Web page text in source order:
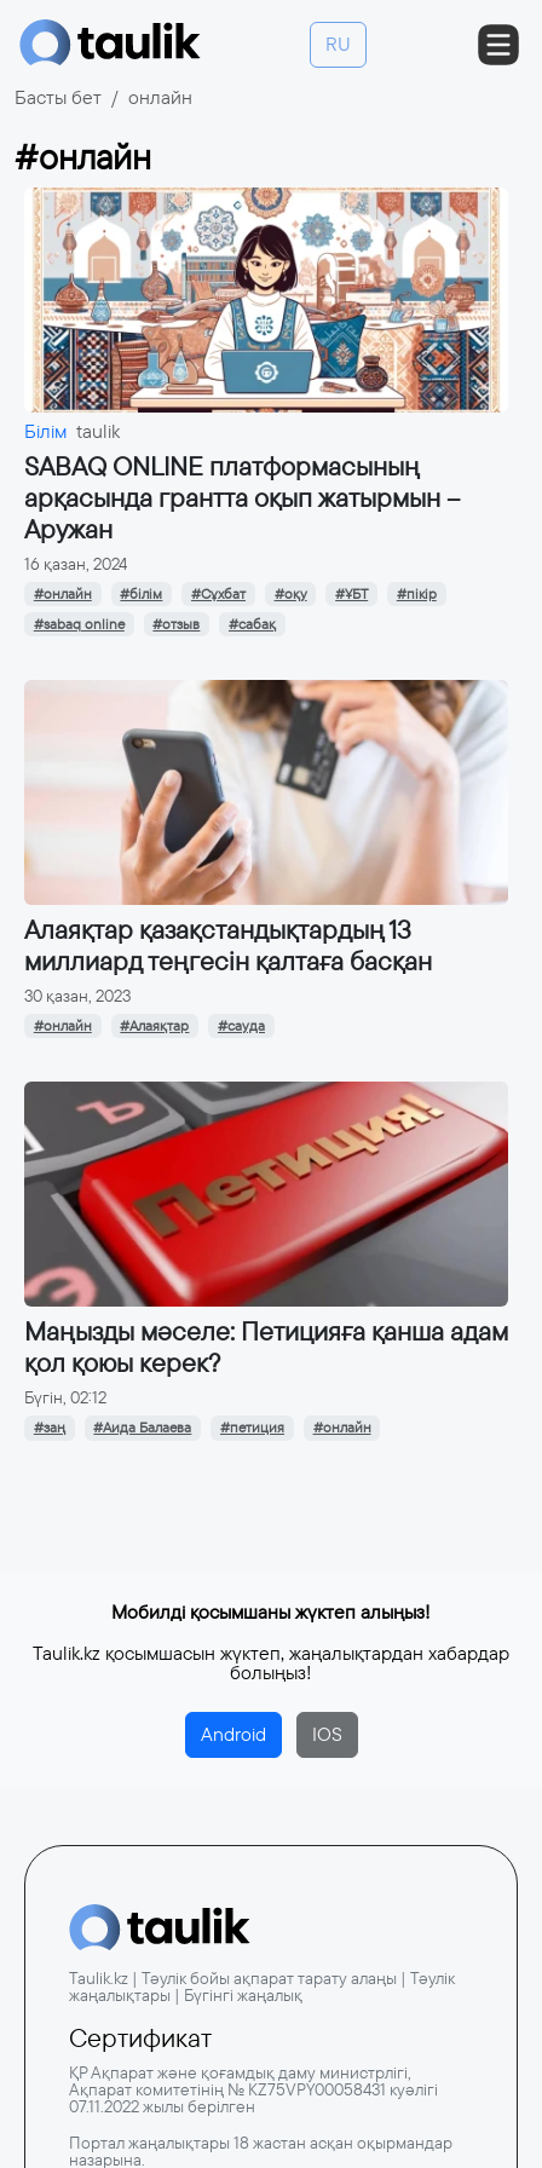
RU
Басты бет онлайн
#онлайн
Білім taulik
SABAQ ONLINE платформасының
арқасында грантта оқып жатырмын –
Аружан
16 қазан, 2024
#онлайн #білім #Сұхбат #оқу #ҰБТ
#пікір
#sabaq online
#отзыв #сабақ
Алаяқтар қазақстандықтардың 13
миллиард теңгесін қалтаға басқан
30 қазан, 2023
#онлайн #Алаяқтар #сауда
Маңызды мәселе: Петицияға қанша адам
қол қоюы керек?
Бүгін, 02:12
#заң #Аида Балаева #петиция #онлайн
Мобилді қосымшаны жүктеп алыңыз!
Taulik.kz қосымшасын жүктеп, жаңалықтардан хабардар
болыңыз!
Android IOS
Taulik.kz | Тәулік бойы ақпарат тарату алаңы | Тәулік
жаңалықтары | Бүгінгі жаңалық
Сертификат
ҚР Ақпарат және қоғамдық даму министрлігі,
Ақпарат комитетінің № KZ75VPY00058431 куәлігі
07.11.2022 жылы берілген
Портал жаңалықтары 18 жастан асқан оқырмандар
назарына.